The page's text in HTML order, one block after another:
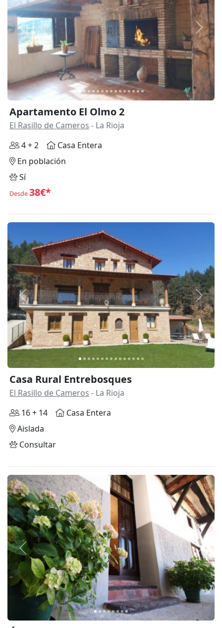
Anterior
Apartamento El Olmo 2
El Rasillo de Cameros - La Rioja
4 + 2
Casa Entera
En población
Sí
Desde38€*
Anterior
Casa Rural Entrebosques
El Rasillo de Cameros - La Rioja
16 + 14
Casa Entera
Aislada
Consultar
Anterior